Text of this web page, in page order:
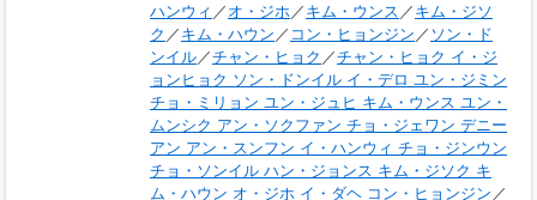
ハンウィ ／ オ・ジホ ／ キム・ウンス ／ キム・ジソ
ク ／ キム・ハウン ／ コン・ヒョンジン ／ ソン・ド
ンイル／チャン・ヒョク ／チャン・ヒョク イ・ジ
ョンヒョク ソン・ドンイル イ・デロ ユン・ジミン
チョ・ミリョン ユン・ジュヒ キム・ウンス ユン・
ムンシク アン・ソクファン チョ・ジェワン デニー
アン アン・スンフン イ・ハンウィ チョ・ジンウン
チョ・ソンイル ハン・ジョンス キム・ジソク キ
ム・ハウン オ・ジホ イ・ダヘ コン・ヒョンジン ／